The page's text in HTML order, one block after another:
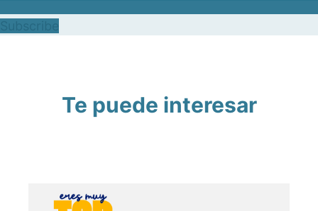
Te puede interesar